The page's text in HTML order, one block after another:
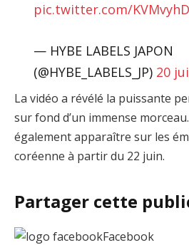
pic.twitter.com/
— HYBE LABELS JAPON
(@HYBE_LABELS_JP) 20
La vidéo a révélé la puissante
sur fond d’un immense
également apparaître sur les
coréenne à partir du 22 juin.
Partager cette
Facebook